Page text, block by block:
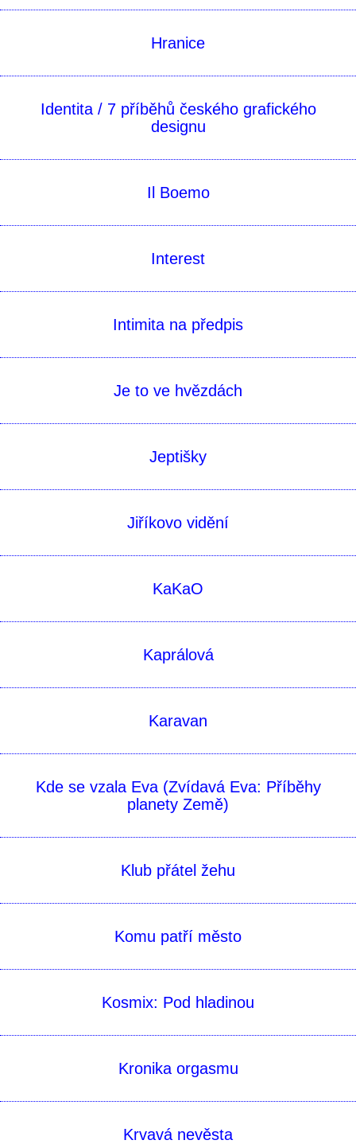
Hranice
Identita / 7 příběhů českého grafického
designu
Il Boemo
Interest
Intimita na předpis
Je to ve hvězdách
Jeptišky
Jiříkovo vidění
KaKaO
Kaprálová
Karavan
Kde se vzala Eva (Zvídavá Eva: Příběhy
planety Země)
Klub přátel žehu
Komu patří město
Kosmix: Pod hladinou
Kronika orgasmu
Krvavá nevěsta